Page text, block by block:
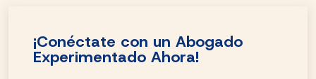
¡Conéctate con un Abogado
Experimentado Ahora!